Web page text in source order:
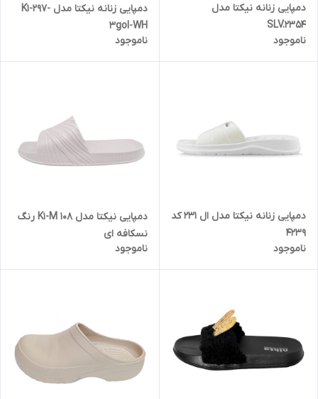
دمپایی زنانه نیکتا مدل
SLV.2354
ناموجود
دمپایی زنانه نیکتا مدل K1-297-
3gol-WH
ناموجود
دمپایی زنانه نیکتا مدل ال 231 کد
4239
ناموجود
دمپایی نیکتا مدل K1-M 108 رنگ
نسکافه ای
ناموجود